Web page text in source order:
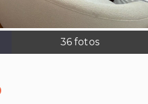
36 fotos